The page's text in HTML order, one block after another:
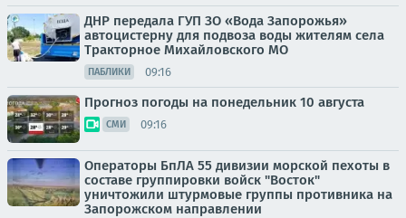
ДНР передала ГУП ЗО «Вода Запорожья»
автоцистерну для подвоза воды жителям села
Тракторное Михайловского МО
ПАБЛИКИ 09:16
Прогноз погоды на понедельник 10 августа
СМИ 09:16
Операторы БпЛА 55 дивизии морской пехоты в
составе группировки войск "Восток"
уничтожили штурмовые группы противника на
Запорожском направлении